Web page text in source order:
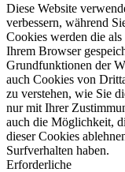
Diese Website
verbessern, während
Cookies werden die
Ihrem Browser
Grundfunktionen der
auch Cookies von
zu verstehen, wie Sie
nur mit Ihrer
auch die Möglichkeit,
dieser Cookies
Surfverhalten haben.
Erforderliche